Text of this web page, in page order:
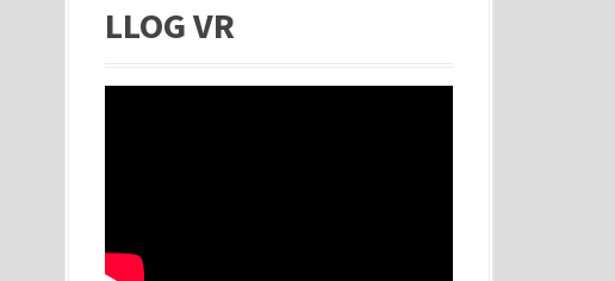
LLOG VR